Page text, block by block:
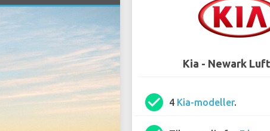
Kia - Newark
check_circle 4 Kia-modeller.